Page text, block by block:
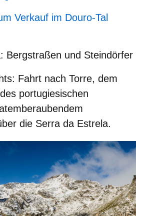
Verkauf im Douro-Tal
Bergstraßen und Steindörfer
Fahrt nach Torre, dem
portugiesischen
die Serra da Estrela.